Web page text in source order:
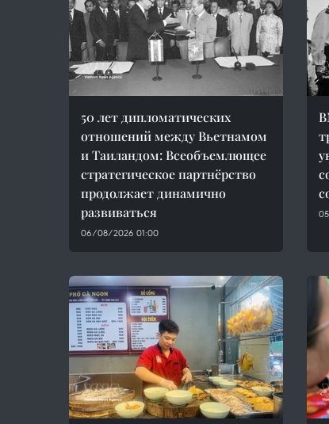
50 лет дипломатических
отношений между Вьетнамом
и Таиландом: Всеобъемлющее
стратегическое партнёрство
продолжает динамично
развиваться
06/08/2026 01:00